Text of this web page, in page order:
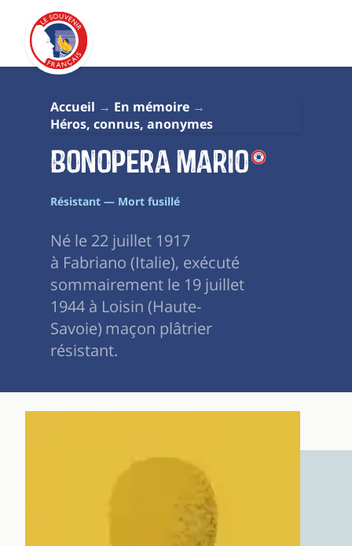
Accueil
En mémoire
Héros, connus, anonymes
Bonopera Mario
Résistant — Mort fusillé
Né le 22 juillet 1917
à Fabriano (Italie), exécuté
sommairement le 19 juillet
1944 à Loisin (Haute-
Savoie) maçon plâtrier
résistant.